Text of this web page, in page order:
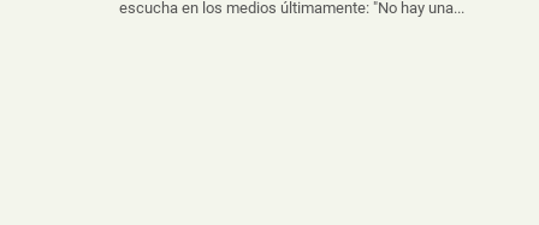
escucha en los medios últimamente: "No hay una...